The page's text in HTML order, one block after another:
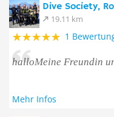
Dive Society,
19.11 km
1
halloMeine Freundin
Mehr Infos